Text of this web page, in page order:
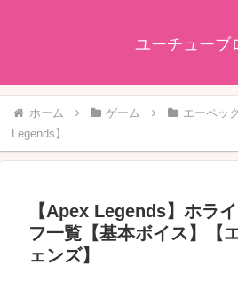
ユーチューブ
ホーム ゲーム
エーペッ
Legends】
【Apex Legends】ホラ
フ一覧【基本ボイス】【
ェンズ】